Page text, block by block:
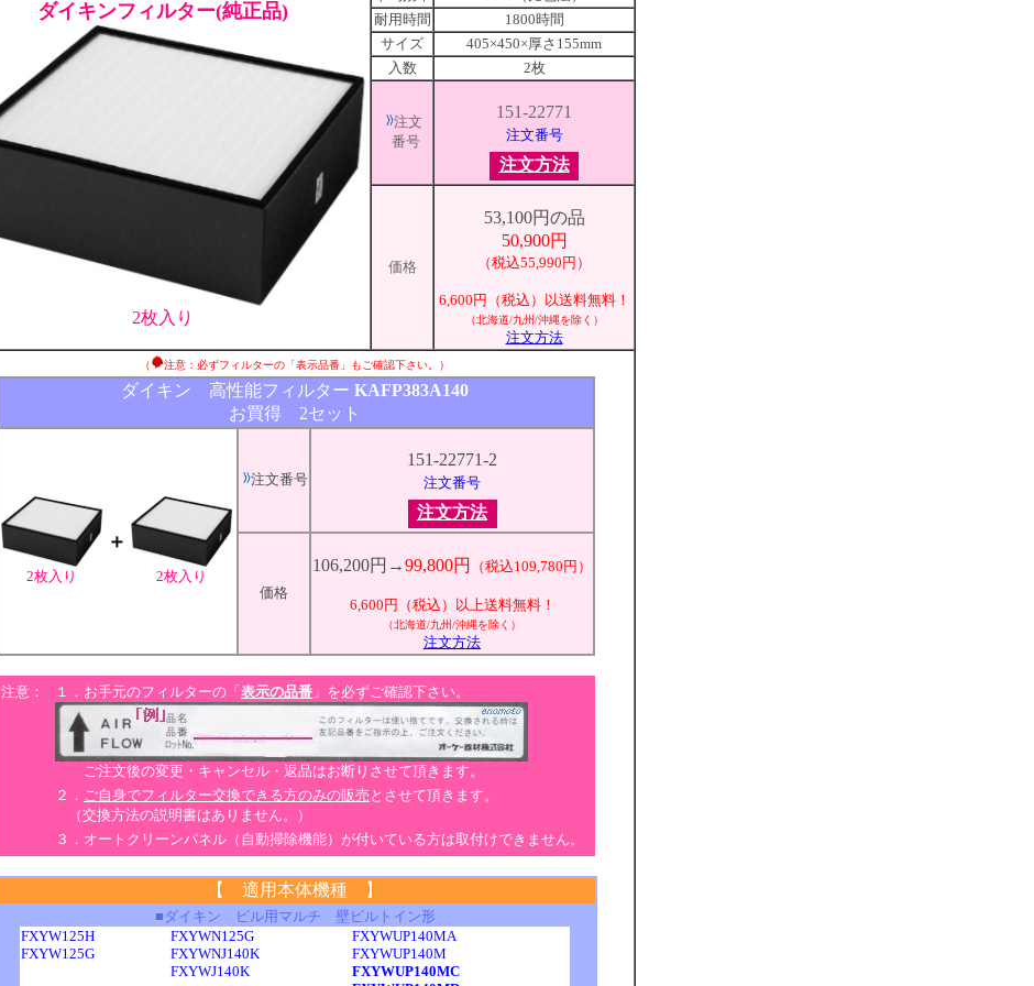
ダイキンフィルター(純正品)
2枚入り
耐用時間
1800時間
サイズ
405×450×厚さ155mm
入数
2枚
注文
番号
151-22771
注文番号
注文方法
価格
53,100円の品
50,900円
（税込55,990円）
6,600円（税込）以送料無料！
（北海道/九州/沖縄を除く）
注文方法
（ 注意：必ずフィルターの「表示品番」もご確認下さい。）
ダイキン 高性能フィルター KAFP383A140
お買得 2セット
2枚入り
＋
2枚入り
注文番号
151-22771-2
注文番号
注文方法
価格
106,200円→99,800円 （税込109,780円）
6,600円（税込）以上送料無料！
（北海道/九州/沖縄を除く）
注文方法
注意： １．お手元のフィルターの「 表示の品番 」を必ずご確認下さい。
ご注文後の変更・キャンセル・返品はお断りさせて頂きます。
２． ご自身でフィルター交換できる方のみの販売 とさせて頂きます。
（交換方法の説明書はありません。）
３．オートクリーンパネル（自動掃除機能）が付いている方は取付けできません。
【 適用本体機種 】
■ダイキン ビル用マルチ 壁ビルトイン形
FXYW125H
FXYW125G
FXYWN125G
FXYWNJ140K
FXYWJ140K
FXYWUP140MA
FXYWUP140M
FXYWUP140MC